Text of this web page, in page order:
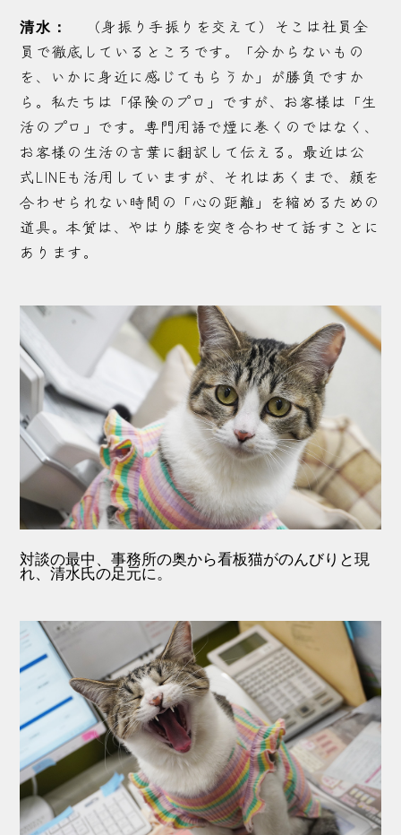
清水：
（身振り手振りを交えて）そこは社員全
員で徹底しているところです。「分からないもの
を、いかに身近に感じてもらうか」が勝負ですか
ら。私たちは「保険のプロ」ですが、お客様は「生
活のプロ」です。専門用語で煙に巻くのではなく、
お客様の生活の言葉に翻訳して伝える。最近は公
式LINEも活用していますが、それはあくまで、顔を
合わせられない時間の「心の距離」を縮めるための
道具。本質は、やはり膝を突き合わせて話すことに
あります。
対談の最中、事務所の奥から看板猫がのんびりと現
れ、清水氏の足元に。